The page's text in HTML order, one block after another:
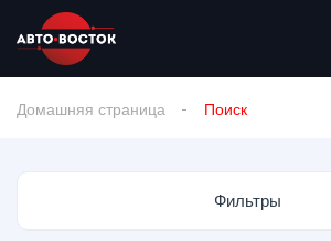
Домашняя страница Поиск
Фильтры